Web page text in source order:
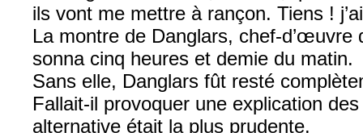
ils vont me mettre à rançon. Tiens !
La montre de Danglars, chef-d’œuvre
sonna cinq heures et demie du matin.
Sans elle, Danglars fût resté
Fallait-il provoquer une explication
alternative était la plus prudente.